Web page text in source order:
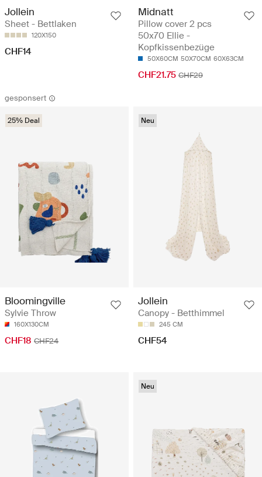
Jollein
Sheet - Bettlaken
120X150
CHF14
Midnatt
Pillow cover 2 pcs
50x70 Ellie -
Kopfkissenbezüge
50X60CM 50X70CM 60X63CM
CHF21.75 CHF29
gesponsert
25% Deal
Bloomingville
Sylvie Throw
160X130CM
CHF18 CHF24
Neu
Jollein
Canopy - Betthimmel
245 CM
CHF54
Neu